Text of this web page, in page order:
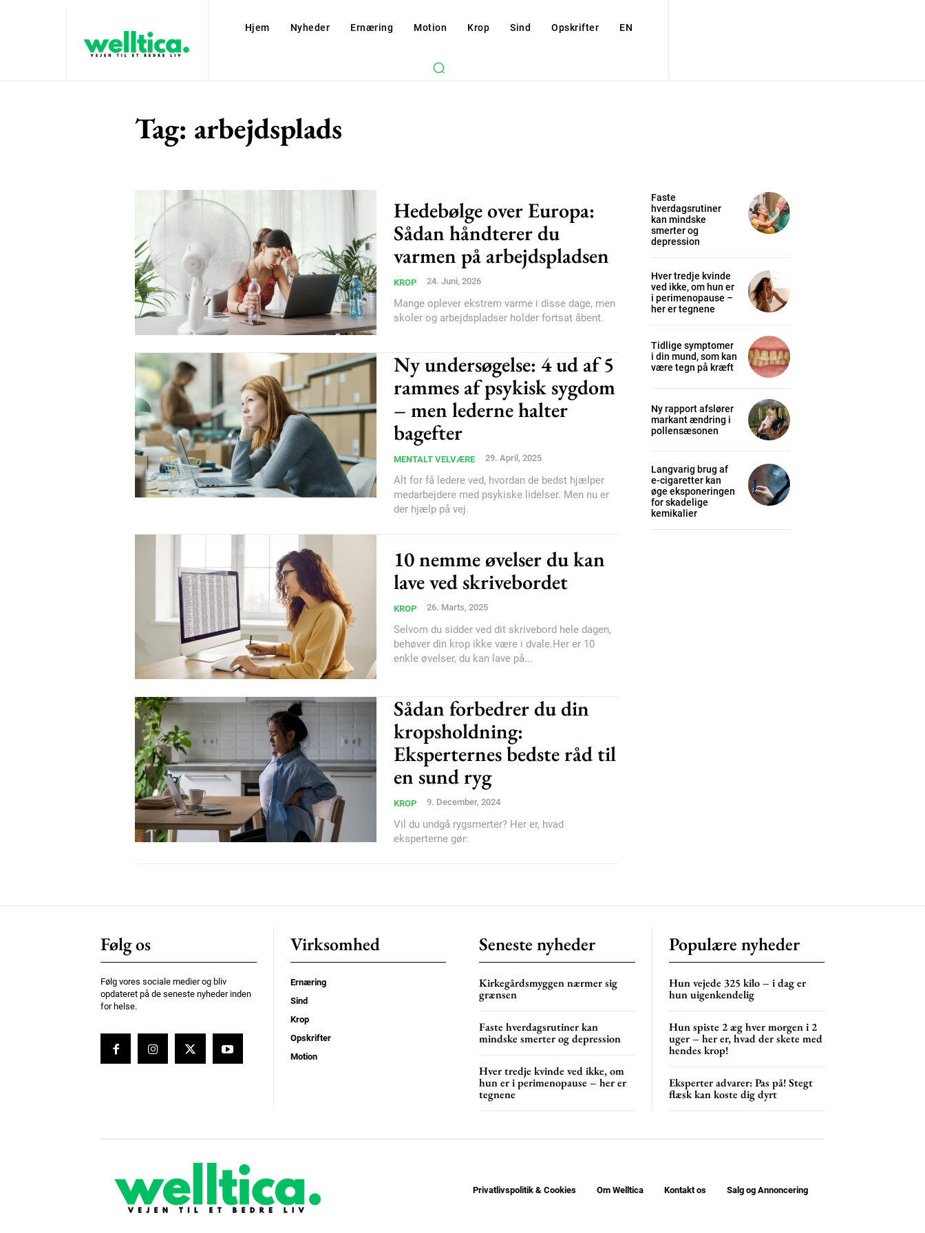
Subscription Plans
Free limited access
Gratis / forever
Etiam est nibh, lobortis sit
Praesent euismod ac
Nullam eu erat condimentum
Donec quis est ac felis
Orci varius natoque dolor
100DKK
Etiam est nibh, lobortis sit
Nullam eu erat condimentum
Donec quis est ac felis
Orci varius natoque dolor
Hjem Nyheder Ernæring Motion Krop Sind Opskrifter EN
Tag: arbejdsplads
Hedebølge over Europa:
Sådan håndterer du
varmen på arbejdspladsen
KROP 24. Juni, 2026
Mange oplever ekstrem varme i disse dage, men
skoler og arbejdspladser holder fortsat åbent.
Ny undersøgelse: 4 ud af 5
rammes af psykisk sygdom
– men lederne halter
bagefter
MENTALT VELVÆRE 29. April, 2025
Alt for få ledere ved, hvordan de bedst hjælper
medarbejdere med psykiske lidelser. Men nu er
der hjælp på vej.
10 nemme øvelser du kan
lave ved skrivebordet
KROP 26. Marts, 2025
Selvom du sidder ved dit skrivebord hele dagen,
behøver din krop ikke være i dvale.Her er 10
enkle øvelser, du kan lave på...
Sådan forbedrer du din
kropsholdning:
Eksperternes bedste råd til
en sund ryg
KROP 9. December, 2024
Vil du undgå rygsmerter? Her er, hvad
eksperterne gør:
Faste
hverdagsrutiner
kan mindske
smerter og
depression
Hver tredje kvinde
ved ikke, om hun er
i perimenopause –
her er tegnene
Tidlige symptomer
i din mund, som kan
være tegn på kræft
Ny rapport afslører
markant ændring i
pollensæsonen
Langvarig brug af
e-cigaretter kan
øge eksponeringen
for skadelige
kemikalier
Følg os
Følg vores sociale medier og bliv
opdateret på de seneste nyheder inden
for helse.
Virksomhed
Ernæring
Sind
Krop
Opskrifter
Motion
Seneste nyheder
Kirkegårdsmyggen nærmer sig
grænsen
Faste hverdagsrutiner kan
mindske smerter og depression
Hver tredje kvinde ved ikke, om
hun er i perimenopause – her er
tegnene
Populære nyheder
Hun vejede 325 kilo – i dag er
hun uigenkendelig
Hun spiste 2 æg hver morgen i 2
uger – her er, hvad der skete med
hendes krop!
Eksperter advarer: Pas på! Stegt
flæsk kan koste dig dyrt
Privatlivspolitik & Cookies Om Welltica Kontakt os Salg og Annoncering